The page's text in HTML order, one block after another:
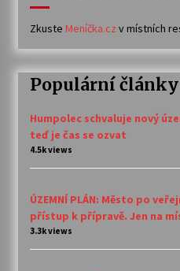
Zkuste Meníčka.cz v místních
Populární články
Humpolec schvaluje nový
teď je čas se ozvat
4.5k views
ÚZEMNÍ PLÁN: Město po
přístup k přípravě. Jen na
3.3k views